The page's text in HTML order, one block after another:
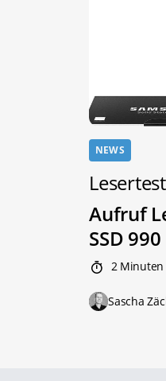
NEWS
Lesertest
Aufruf
SSD 990
2 Minuten
Sascha